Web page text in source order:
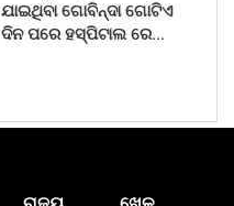
ଯାଇଥିବା ଗୋବିନ୍ଦା ଗୋଟିଏ
ଦିନ ପରେ ହସ୍ପିଟାଲ ରେ…